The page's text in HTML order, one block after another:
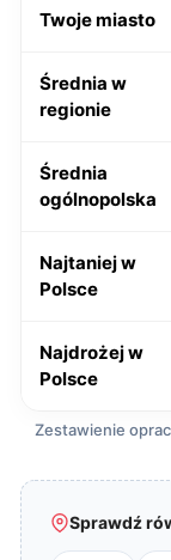
Twoje miasto
Średnia w
regionie
Średnia
ogólnopolska
Najtaniej w
Polsce
Najdrożej w
Polsce
Zestawienie
Sprawdź